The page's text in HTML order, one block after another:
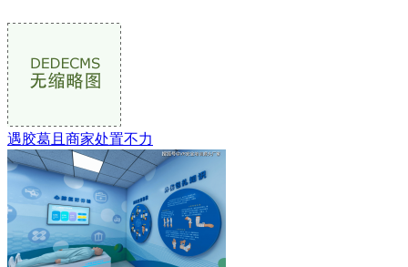
遇胶葛且商家处置不力